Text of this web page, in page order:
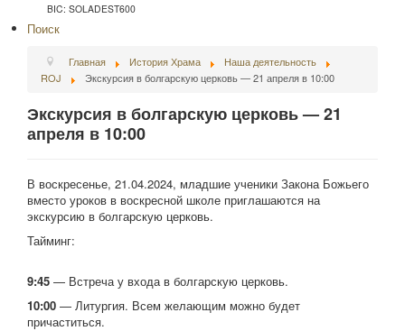
BIC: SOLADEST600
Поиск
Главная История Храма
Наша деятельность
ROJ
Экскурсия в болгарскую церковь — 21 апреля в 10:00
Экскурсия в болгарскую церковь — 21
апреля в 10:00
В воскресенье, 21.04.2024, младшие ученики Закона Божьего
вместо уроков в воскресной школе приглашаются на
экскурсию в болгарскую церковь.
Тайминг:
9:45 — Встреча у входа в болгарскую церковь.
10:00 — Литургия. Всем желающим можно будет
причаститься.